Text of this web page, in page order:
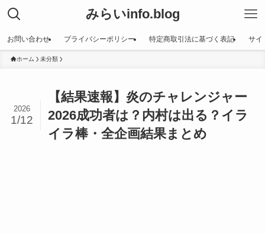
みらいinfo.blog
お問い合わせ プライバシーポリシー 特定商取引法に基づく表記 サイ
ホーム 未分類
【結果速報】炎のチャレンジャー
2026成功者は？内村は出る？イラ
イラ棒・全企画結果まとめ
2026
1/12